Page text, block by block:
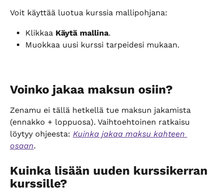
Voit käyttää luotua kurssia mallipohjana:
Klikkaa Käytä mallina.
Muokkaa uusi kurssi tarpeidesi mukaan.
Voinko jakaa maksun osiin?
Zenamu ei tällä hetkellä tue maksun jakamista
(ennakko + loppuosa). Vaihtoehtoinen ratkaisu
löytyy ohjeesta: Kuinka jakaa maksu kahteen
osaan.
Kuinka lisään uuden kurssikerran
kurssille?